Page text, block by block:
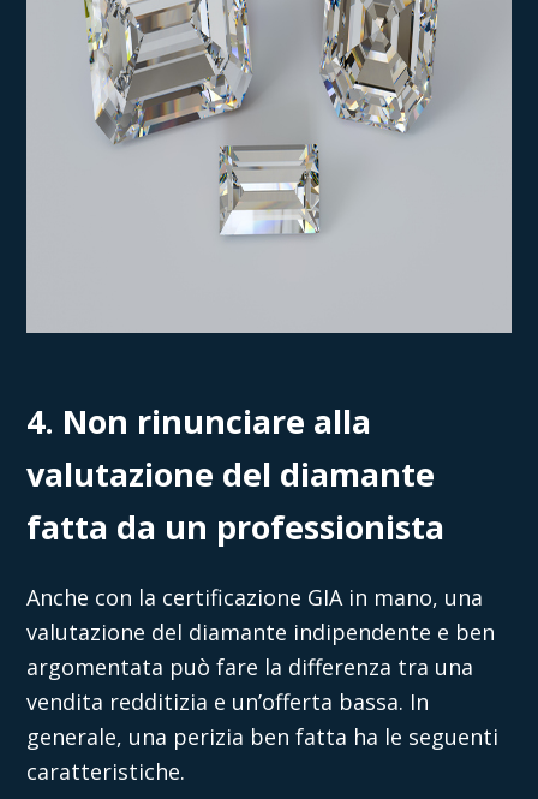
4. Non rinunciare alla
valutazione del diamante
fatta da un professionista
Anche con la certificazione GIA in mano, una
valutazione del diamante indipendente e ben
argomentata può fare la differenza tra una
vendita redditizia e un’offerta bassa. In
generale, una perizia ben fatta ha le seguenti
caratteristiche.